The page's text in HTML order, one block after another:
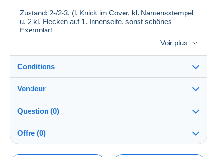
Zustand: 2-/2-3, (l. Knick im Cover, kl. Namensstempel
u. 2 kl. Flecken auf 1. Innenseite, sonst schönes
Exemplar)
* Format-Abkürzungen: GB=Grossband (Heft),
GBÜ=GB m. Übergrösse, TB=Taschenbuch,
HC=Hardcover (gebundenes Buch), SC=Softcover
Voir plus
Conditions
Destination :
Voir la liste des pays
Remise en main propre :
Oui
Vendeur
buchkeller100%(30x)
Boutique
Question (0)
Offre (0)